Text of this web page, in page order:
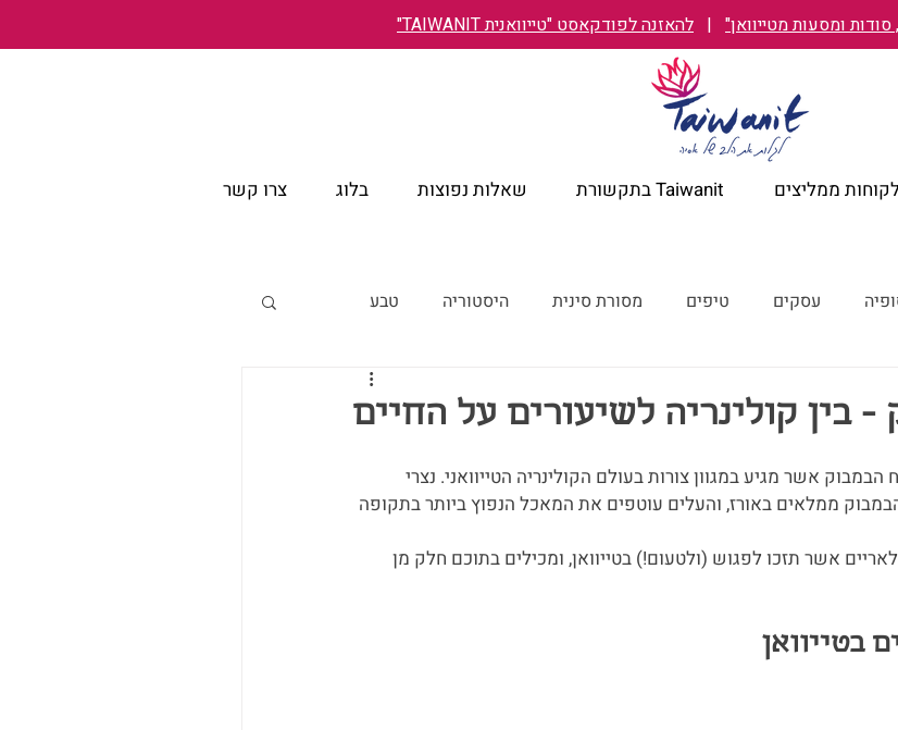
ומסעות מטייוואן" | להאזנה לפודקאסט "טייוואנית TAIWANIT"
ממליצים Taiwanit בתקשורת שאלות נפוצות בלוג צרו קשר
עסקים טיפים מסורת סינית היסטוריה טבע
בין קולינריה לשיעורים על החיים
אשר מגיע במגוון צורות בעולם הקולינריה הטייוואני. נצרי
ממלאים באורז, והעלים עוטפים את המאכל הנפוץ ביותר בתקופה
אשר תזכו לפגוש (ולטעום!) בטייוואן, ומכילים בתוכם חלק מן
בטייוואן